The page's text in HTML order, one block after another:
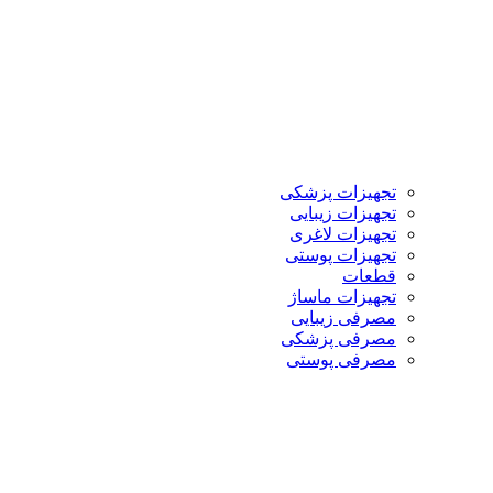
تجهیزات پزشکی
تجهیزات زیبایی
تجهیزات لاغری
تجهیزات پوستی
قطعات
تجهیزات ماساژ
مصرفی زیبایی
مصرفی پزشکی
مصرفی پوستی